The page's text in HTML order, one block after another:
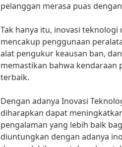
pelanggan merasa puas
Tak hanya itu, inovasi
mencakup penggunaan
alat pengukur keausan ban,
memastikan bahwa kendaraan
terbaik.
Dengan adanya Inovasi
diharapkan dapat
pengalaman yang lebih baik
diuntungkan dengan adanya